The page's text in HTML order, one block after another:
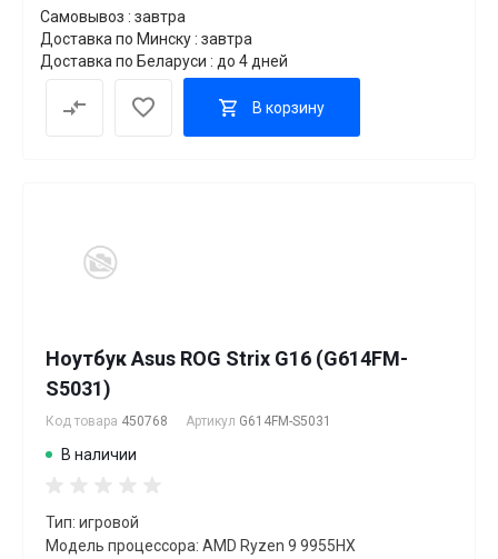
Самовывоз : завтра
Доставка по Минску : завтра
Доставка по Беларуси : до 4 дней
В корзину
Ноутбук Asus ROG Strix G16 (G614FM-
S5031)
Код товара 450768 Артикул G614FM-S5031
В наличии
Тип: игровой
Модель процессора: AMD Ryzen 9 9955HX